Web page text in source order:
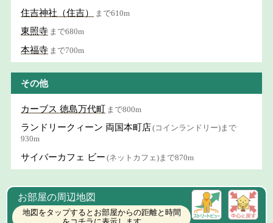
住吉神社（住吉） まで610m
東照寺 まで680m
本福寺 まで700m
その他
カーブス 徳島万代町 まで800m
ランドリークィーン 両国本町店(コインランドリー)まで
930m
サイバーカフェ ビー (ネットカフェ)まで870m
お部屋の周辺地図
地図をタップするとお部屋からの距離と時間